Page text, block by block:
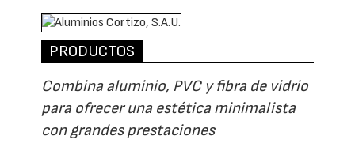
PRODUCTOS
Combina aluminio, PVC y fibra de vidrio
para ofrecer una estética minimalista
con grandes prestaciones